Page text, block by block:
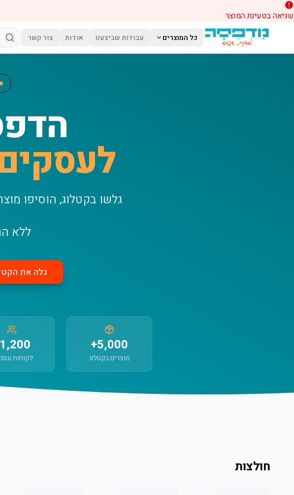
שגיאה בטעינת המוצר
דלג לתוכן הראשי
כל המוצרים עבודות שביצענו אודות צור קשר
גלשו בקטלוג, הוסיפו
ללא
גלה את
5,000+
מוצרים בקטלוג
1,200+
לקוחות
חולצות